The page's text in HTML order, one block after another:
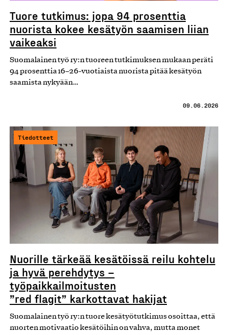
Tuore tutkimus: jopa 94 prosenttia
nuorista kokee kesätyön saamisen liian
vaikeaksi
Suomalainen työ ry:n tuoreen tutkimuksen mukaan peräti
94 prosenttia 16–26-vuotiaista nuorista pitää kesätyön
saamista nykyään…
09.06.2026
Tiedotteet
Nuorille tärkeää kesätöissä reilu kohtelu
ja hyvä perehdytys –
työpaikkailmoitusten
”red flagit” karkottavat hakijat
Suomalainen työ ry:n tuore kesätyötutkimus osoittaa, että
nuorten motivaatio kesätöihin on vahva, mutta monet